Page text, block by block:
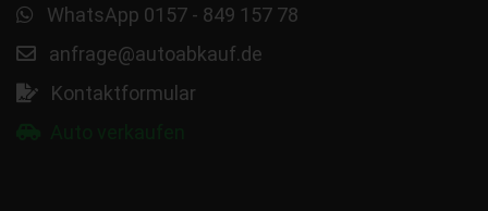
WhatsApp 0157 - 849 157 78
anfrage@autoabkauf.de
Kontaktformular